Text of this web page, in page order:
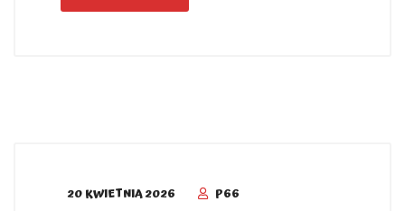
20 KWIETNIA 2026
P66